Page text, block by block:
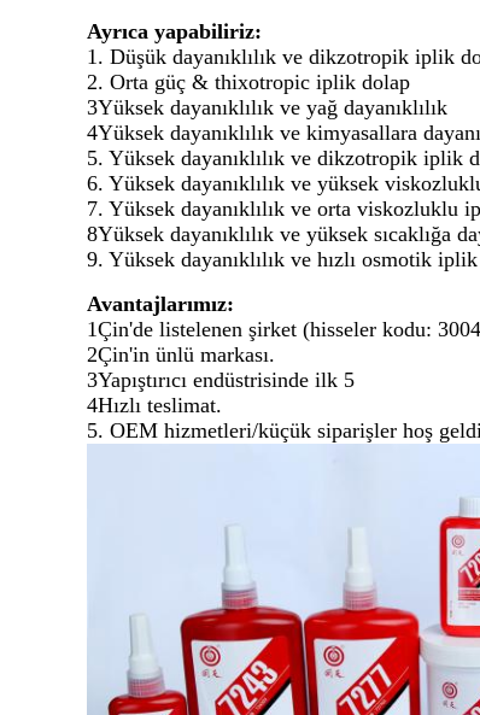
Ayrıca yapabiliriz:
1. Düşük dayanıklılık ve dikzotropik iplik
2. Orta güç & thixotropic iplik dolap
3Yüksek dayanıklılık ve yağ dayanıklılık
4Yüksek dayanıklılık ve kimyasallara
5. Yüksek dayanıklılık ve dikzotropik iplik
6. Yüksek dayanıklılık ve yüksek
7. Yüksek dayanıklılık ve orta viskozluklu
8Yüksek dayanıklılık ve yüksek sıcaklığa
9. Yüksek dayanıklılık ve hızlı osmotik
Avantajlarımız:
1Çin'de listelenen şirket (hisseler kodu:
2Çin'in ünlü markası.
3Yapıştırıcı endüstrisinde ilk 5
4Hızlı teslimat.
5. OEM hizmetleri/küçük siparişler hoş